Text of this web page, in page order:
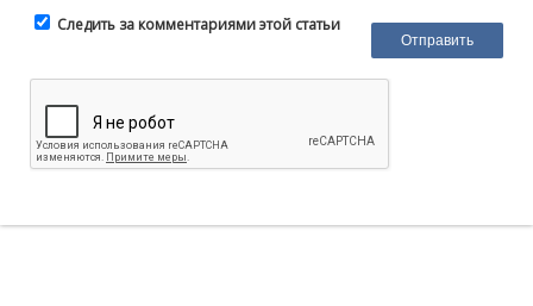
Следить за комментариями этой статьи